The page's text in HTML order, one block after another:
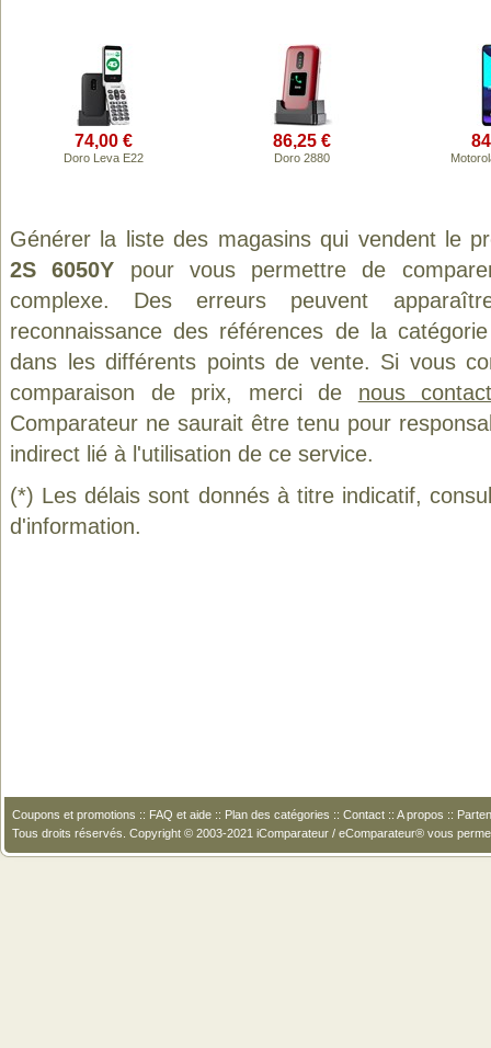
74,00 €
Doro Leva E22
86,25 €
Doro 2880
Générer la liste des magasins qui vendent le
2S 6050Y pour vous permettre de
complexe. Des erreurs peuvent
reconnaissance des références de la
dans les différents points de vente. Si vous
comparaison de prix, merci de nous
Comparateur ne saurait être tenu pour
indirect lié à l'utilisation de ce service.
(*) Les délais sont donnés à titre indicatif,
d'information.
Coupons et promotions :: FAQ et aide :: Plan des catégories :: Contact :: A propos ::
Tous droits réservés. Copyright © 2003-2021 iComparateur / eComparateur® vous